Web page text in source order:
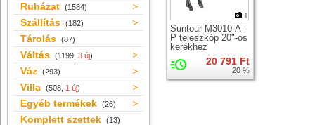
Ruházat (1584)
Szállítás (182)
Tárolás (87)
Váltás (1199, 3 új)
Váz (293)
Villa (508, 1 új)
Egyéb termékek (26)
Komplett szettek (13)
1
Suntour M3010-A-
P teleszkóp 20"-os
kerékhez
20 791 Ft
20 %